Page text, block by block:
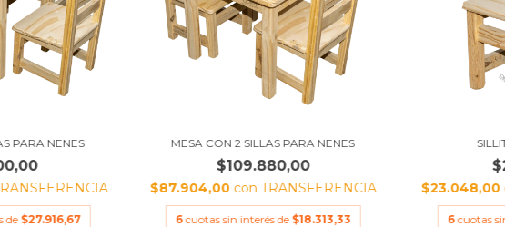
PARA NENES
de $27.916,67
MESA CON 2 SILLAS PARA NENES
$109.880,00
$87.904,00 con TRANSFERENCIA
6 cuotas sin interés de $18.313,33
$23.048,00
6 cuotas